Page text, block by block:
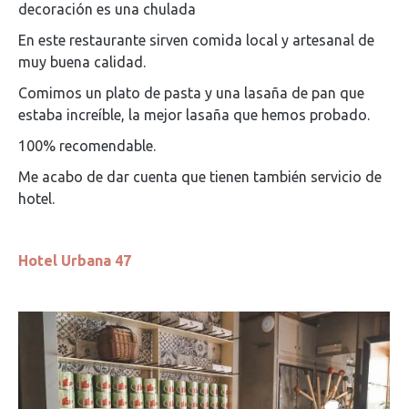
decoración es una chulada
En este restaurante sirven comida local y artesanal de
muy buena calidad.
Comimos un plato de pasta y una lasaña de pan que
estaba increíble, la mejor lasaña que hemos probado.
100% recomendable.
Me acabo de dar cuenta que tienen también servicio de
hotel.
Hotel Urbana 47